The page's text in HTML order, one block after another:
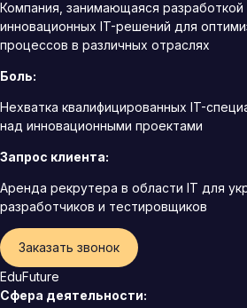
Компания, занимающаяся
инновационных IT-решений для
процессов в различных отраслях
Боль:
Нехватка квалифицированных IT-
над инновационными проектами
Запрос клиента:
Аренда рекрутера в области IT для
разработчиков и тестировщиков
Заказать звонок
EduFuture
Сфера деятельности: